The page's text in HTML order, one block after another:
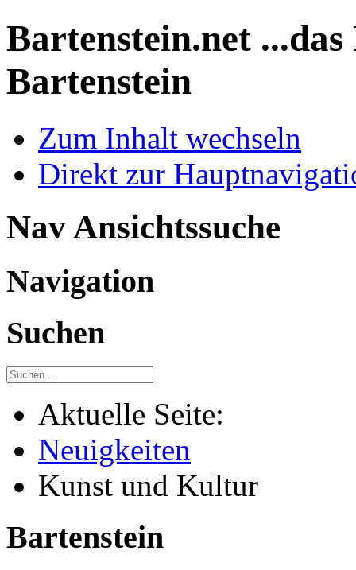
Bartenstein.net
Bartenstein
Zum Inhalt wechseln
Direkt zur
Nav Ansichtssuche
Navigation
Suchen
Aktuelle Seite:
Neuigkeiten
Kunst und Kultur
Bartenstein